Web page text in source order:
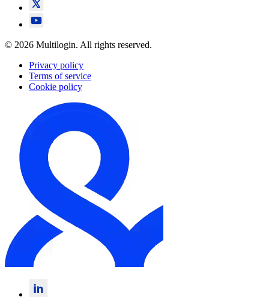
© 2026 Multilogin. All rights reserved.
Privacy policy
Terms of service
Cookie policy